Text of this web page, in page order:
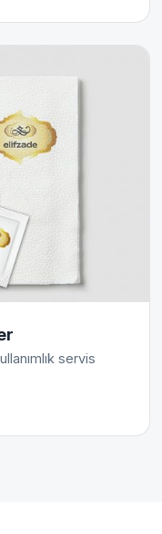
servis